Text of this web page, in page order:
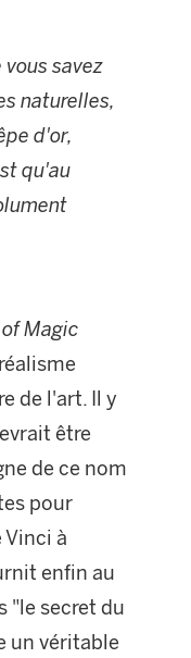
savez
naturelles,
d'or,
qu'au
Magic
de l'art. Il y
être
de ce nom
pour
Vinci à
enfin au
"le secret du
un véritable